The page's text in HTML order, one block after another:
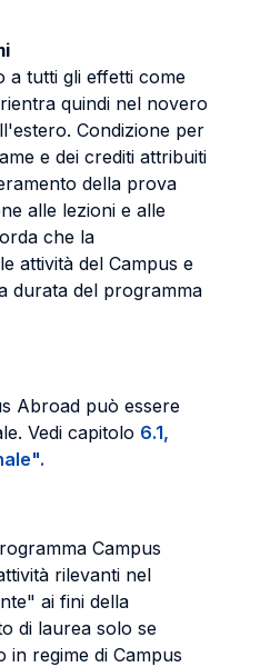
a tutti gli effetti come
quindi nel novero
Condizione per
e dei crediti attribuiti
della prova
alle lezioni e alle
che la
attività del Campus e
durata del programma
Abroad può essere
Vedi capitolo 6.1,
Campus
rilevanti nel
ai fini della
di laurea solo se
in regime di Campus